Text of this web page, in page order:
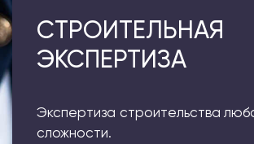
СТРОИТЕЛЬНАЯ
ЭКСПЕРТИЗА
Экспертиза строительства
сложности.